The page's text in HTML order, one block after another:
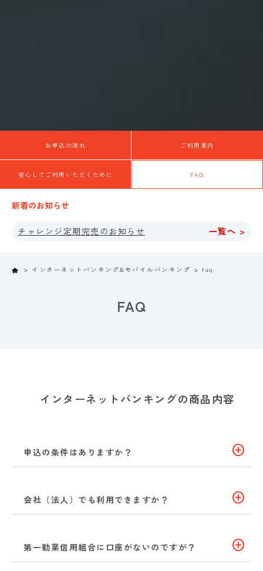
お申込の流れ ご利用案内
安心してご利用いただくために FAQ
新着のお知らせ
チャレンジ定期完売のお知らせ 一覧へ >
Homeインターネットバンキング&モバイルバンキング faq
FAQ
インターネットバンキングの商品内容
申込の条件はありますか？ add_circle
会社（法人）でも利用できますか？ add_circle
第一勧業信用組合に口座がないのですが？ add_circle